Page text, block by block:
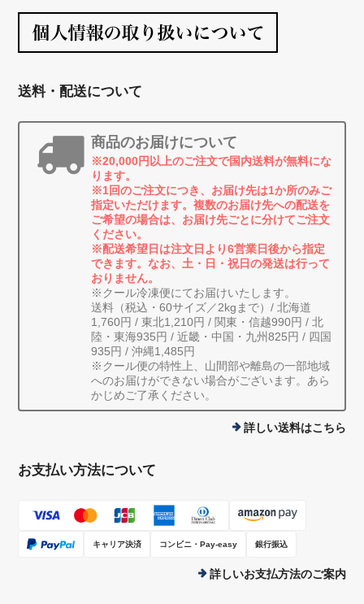
送料・配送について
商品のお届けについて
※20,000円以上のご注文で国内送料が無料にな
ります。
※1回のご注文につき、お届け先は1か所のみご
指定いただけます。複数のお届け先への配送を
ご希望の場合は、お届け先ごとに分けてご注文
ください。
※配送希望日は注文日より6営業日後から指定
できます。なお、土・日・祝日の発送は行って
おりません。
※クール冷凍便にてお届けいたします。
送料（税込・60サイズ／2kgまで）/ 北海道
1,760円 / 東北1,210円 / 関東・信越990円 / 北
陸・東海935円 / 近畿・中国・九州825円 / 四国
935円 / 沖縄1,485円
※クール便の特性上、山間部や離島の一部地域
へのお届けができない場合がございます。あら
かじめご了承ください。
詳しい送料はこちら
お支払い方法について
キャリア決済 コンビニ・Pay-easy 銀行振込
詳しいお支払方法のご案内